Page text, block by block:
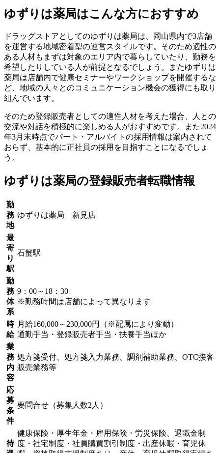
ゆずりは薬局はこんな方におすすめ
ドラッグストアとしてのゆずりは薬局は、岡山県内で3店舗
を運営する地域密着型の運営スタイルです。そのため適性の
ある人材もまずは対象のエリア内で暮らしていたり、勤務を
希望したりしている人が前提となるでしょう。またゆずりは
薬局は店舗内で健康セミナーやワークショップを開催するな
ど、地域の人々とのコミュニケーション機会の獲得にも取り
組んでいます。
そのため登録販売者としての適性人材を考えた場合、人との
交流や対話を積極的に楽しめる人がおすすめです。また2024
年3月末時点でパート・アルバイトの採用情報は案内されて
おらず、基本的に正社員の採用を目指すことになるでしょ
う。
ゆずりは薬局の登録販売者転職情報
勤
務
地
ゆずりは薬局 新見店
最
寄
り
駅
石蟹駅
勤
務
体
系
9：00～18：30
※勤務時間は店舗によって異なります
時
給
月給160,000～230,000円（※配属により変動）
通勤手当・登録販売者手当・扶養手当ほか
業
務
内
容
処方箋受付、処方箋入力業務、調剤補助業務、OTC接客
販売業務等
応
募
条
件
要問合せ（募集人数2人）
待
健康保険・厚生年金・雇用保険・労災保険、退職金制
度・社宅制度・社員購買割引制度・出産休暇・育児休